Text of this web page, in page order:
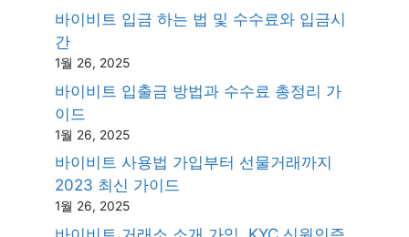
바이비트 입금 하는 법 및 수수료와 입금시
간
1월 26, 2025
바이비트 입출금 방법과 수수료 총정리 가
이드
1월 26, 2025
바이비트 사용법 가입부터 선물거래까지
2023 최신 가이드
1월 26, 2025